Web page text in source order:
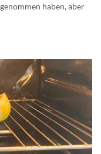
haben, aber